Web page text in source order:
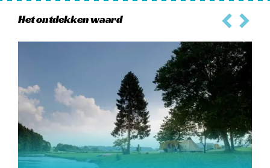
Het ontdekken waard